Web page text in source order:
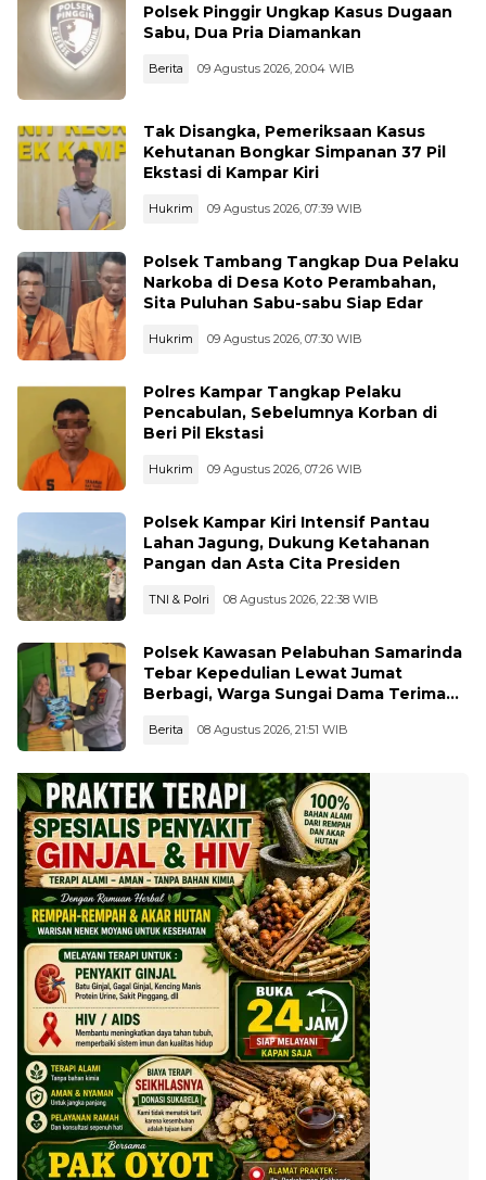
Polsek Pinggir Ungkap Kasus Dugaan
Sabu, Dua Pria Diamankan
Berita 09 Agustus 2026, 20:04 WIB
Tak Disangka, Pemeriksaan Kasus
Kehutanan Bongkar Simpanan 37 Pil
Ekstasi di Kampar Kiri
Hukrim 09 Agustus 2026, 07:39 WIB
Polsek Tambang Tangkap Dua Pelaku
Narkoba di Desa Koto Perambahan,
Sita Puluhan Sabu-sabu Siap Edar
Hukrim 09 Agustus 2026, 07:30 WIB
Polres Kampar Tangkap Pelaku
Pencabulan, Sebelumnya Korban di
Beri Pil Ekstasi
Hukrim 09 Agustus 2026, 07:26 WIB
Polsek Kampar Kiri Intensif Pantau
Lahan Jagung, Dukung Ketahanan
Pangan dan Asta Cita Presiden
TNI & Polri 08 Agustus 2026, 22:38 WIB
Polsek Kawasan Pelabuhan Samarinda
Tebar Kepedulian Lewat Jumat
Berbagi, Warga Sungai Dama Terima
Berita 08 Agustus 2026, 21:51 WIB